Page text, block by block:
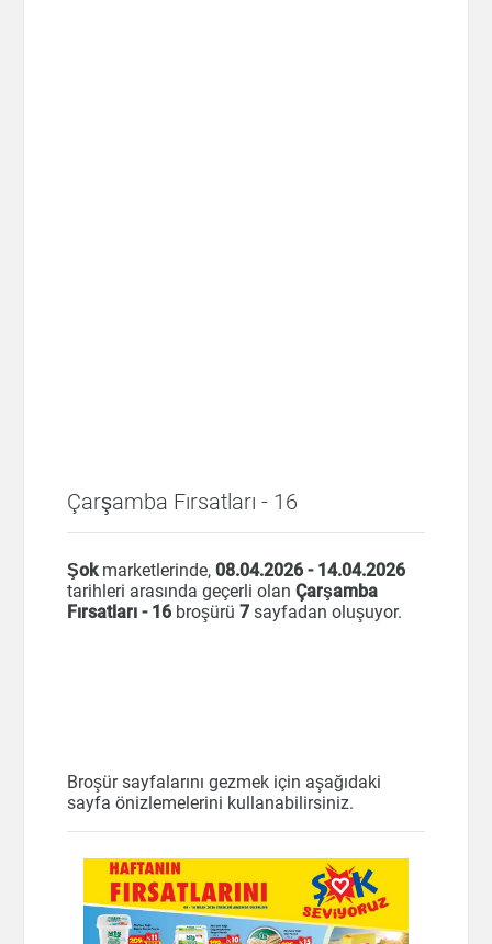
Çarşamba Fırsatları - 16
Şokmarketlerinde,08.04.2026 - 14.04.2026
tarihleri arasında geçerli olanÇarşamba
Fırsatları - 16 broşürü7 sayfadan oluşuyor.
Broşür sayfalarını gezmek için aşağıdaki
sayfa önizlemelerini kullanabilirsiniz.